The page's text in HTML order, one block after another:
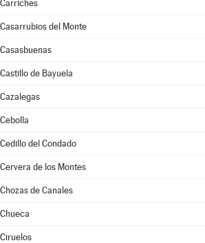
Carriches
Casarrubios del Monte
Casasbuenas
Castillo de Bayuela
Cazalegas
Cebolla
Cedillo del Condado
Cervera de los Montes
Chozas de Canales
Chueca
Ciruelos